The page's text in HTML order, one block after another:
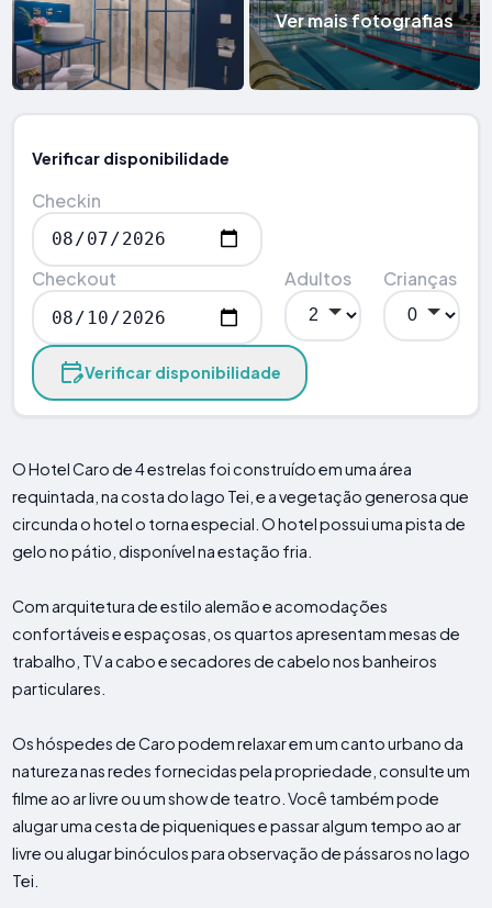
Ver mais fotografias
Verificar disponibilidade
Checkin
Checkout Adultos Crianças
Verificar disponibilidade
O Hotel Caro de 4 estrelas foi construído em uma área
requintada, na costa do lago Tei, e a vegetação generosa que
circunda o hotel o torna especial. O hotel possui uma pista de
gelo no pátio, disponível na estação fria.
Com arquitetura de estilo alemão e acomodações
confortáveis ​​e espaçosas, os quartos apresentam mesas de
trabalho, TV a cabo e secadores de cabelo nos banheiros
particulares.
Os hóspedes de Caro podem relaxar em um canto urbano da
natureza nas redes fornecidas pela propriedade, consulte um
filme ao ar livre ou um show de teatro. Você também pode
alugar uma cesta de piqueniques e passar algum tempo ao ar
livre ou alugar binóculos para observação de pássaros no lago
Tei.